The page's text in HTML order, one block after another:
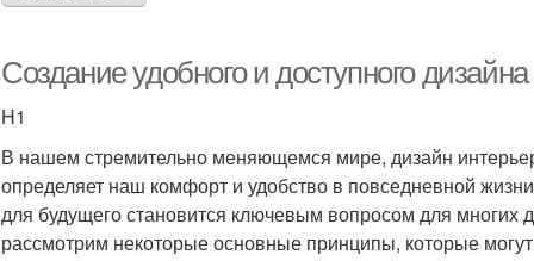
Создание удобного и доступного
H1
В нашем стремительно меняющемся мире, дизайн
определяет наш комфорт и удобство в повседневной
для будущего становится ключевым вопросом для многих
рассмотрим некоторые основные принципы, которые